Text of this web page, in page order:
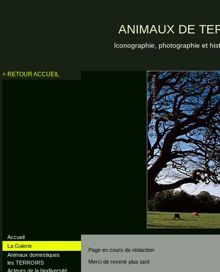
ANIMAUX DE
Iconographie, photographie et
> RETOUR ACCUEIL
Accueil
La Galerie
Animaux domestiques
les TERROIRS
Acteurs de la biodiversité
Page en cours de rédaction
Merci de revenir plus tard